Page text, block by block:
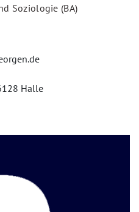
Soziologie (BA)
Halle